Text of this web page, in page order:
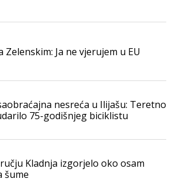
Zelenskim: Ja ne vjerujem u EU
nesreća u Ilijašu: Teretno
75-godišnjeg biciklistu
Kladnja izgorjelo oko osam
šume